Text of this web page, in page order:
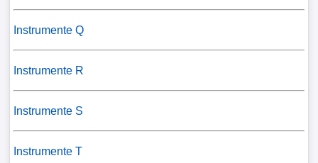
Instrumente Q
Instrumente R
Instrumente S
Instrumente T